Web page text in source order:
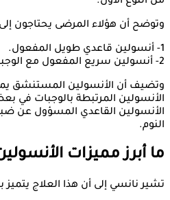
وتوضح أن هؤلاء المرضى يحتاجون
1- أنسولين قاعدي طويل المفعول.
2- أنسولين سريع المفعول مع الوجبات.
وتضيف أن الأنسولين المستنشق
الأنسولين المرتبطة بالوجبات في
الأنسولين القاعدي المسؤول عن
النوم.
ما أبرز مميزات
تشير نانسي إلى أن هذا العلاج يتميز